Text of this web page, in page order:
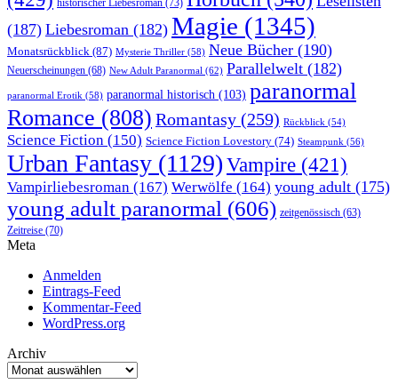
(187) Liebesroman (182) Magie (1345)
Monatsrückblick (87) Mysterie Thriller (58) Neue Bücher (190)
Neuerscheinungen (68) New Adult Paranormal (62) Parallelwelt (182)
paranormal Erotik (58) paranormal historisch (103) paranormal
Romance (808) Romantasy (259) Rückblick (54)
Science Fiction (150) Science Fiction Lovestory (74) Steampunk (56)
Urban Fantasy (1129) Vampire (421)
Vampirliebesroman (167) Werwölfe (164) young adult (175)
young adult paranormal (606) zeitgenössisch (63)
Zeitreise (70)
Meta
Anmelden
Eintrags-Feed
Kommentar-Feed
WordPress.org
Archiv
Archiv